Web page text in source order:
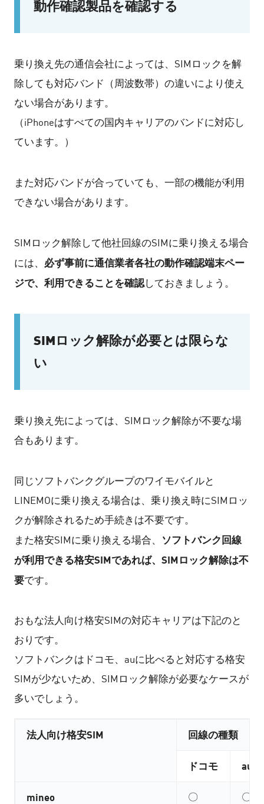
動作確認製品を確認する
乗り換え先の通信会社によっては、SIMロックを解
除しても対応バンド（周波数帯）の違いにより使え
ない場合があります。
（iPhoneはすべての国内キャリアのバンドに対応し
ています。）
また対応バンドが合っていても、一部の機能が利用
できない場合があります。
SIMロック解除して他社回線のSIMに乗り換える場合
には、 必ず事前に通信業者各社の動作確認端末ペー
ジで、利用できることを確認しておきましょう。
SIMロック解除が必要とは限らな
い
乗り換え先によっては、SIMロック解除が不要な場
合もあります。
同じソフトバンクグループのワイモバイルと
LINEMOに乗り換える場合は、乗り換え時にSIMロッ
クが解除されるため手続きは不要です。
また格安SIMに乗り換える場合、
ソフトバンク回線
が利用できる格安SIMであれば、SIMロック解除は不
要です。
おもな法人向け格安SIMの対応キャリアは下記のと
おりです。
ソフトバンクはドコモ、auに比べると対応する格安
SIMが少ないため、SIMロック解除が必要なケースが
多いでしょう。
法人向け格安SIM 回線の種類
ドコモ au
mineo 〇 〇